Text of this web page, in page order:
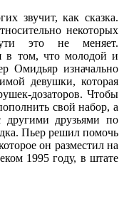
звучит, как сказка.
некоторых
это не меняет.
в том, что молодой и
Омидьяр изначально
девушки, которая
дозаторов. Чтобы
свой набор, а
другими друзьями по
Пьер решил помочь
он разместил на
1995 году, в штате